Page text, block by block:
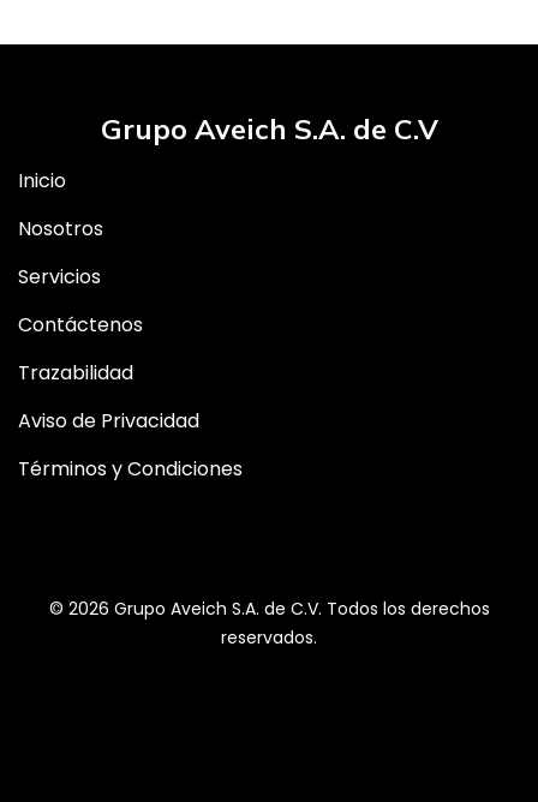
Grupo Aveich S.A. de C.V
Inicio
Nosotros
Servicios
Contáctenos
Trazabilidad
Aviso de Privacidad
Términos y Condiciones
© 2026 Grupo Aveich S.A. de C.V. Todos los derechos
reservados.